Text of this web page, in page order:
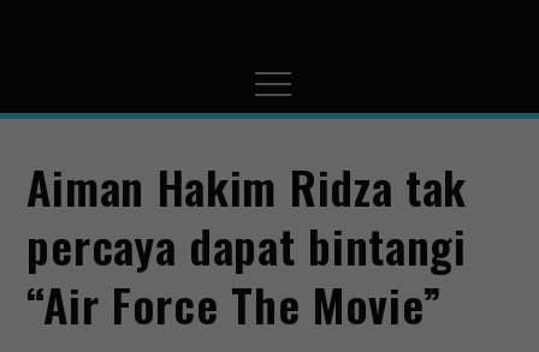
Aiman Hakim Ridza tak
percaya dapat bintangi
“Air Force The Movie”